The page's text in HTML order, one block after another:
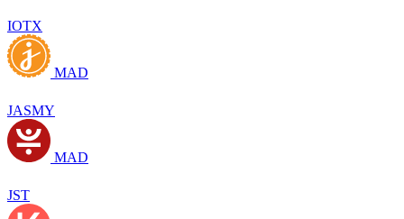
IOTX
MAD
JASMY
MAD
JST